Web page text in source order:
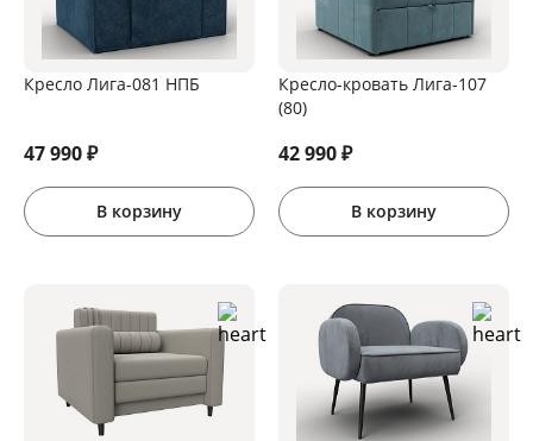
Кресло Лига-081 НПБ
47 990₽
В корзину
Кресло-кровать Лига-107
(80)
42 990₽
В корзину